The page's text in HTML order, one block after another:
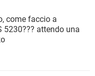
10
come faccio a
5230??? attendo una